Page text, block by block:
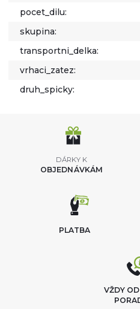
pocet_dilu:
skupina:
transportni_delka:
vrhaci_zatez:
druh_spicky:
DÁRKY K
OBJEDNÁVKÁM
PLATBA
VŽDY